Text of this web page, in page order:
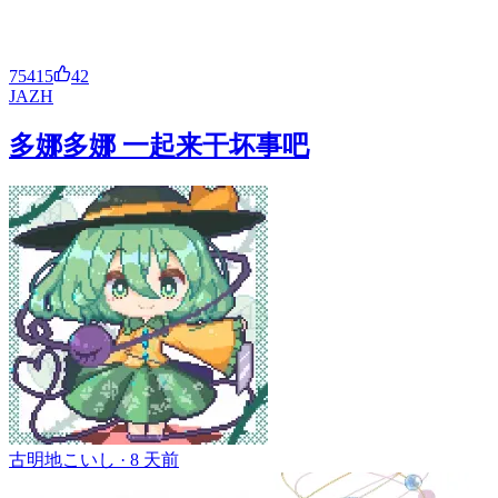
75415
42
JAZH
多娜多娜 一起来干坏事吧
古明地こいし · 8 天前